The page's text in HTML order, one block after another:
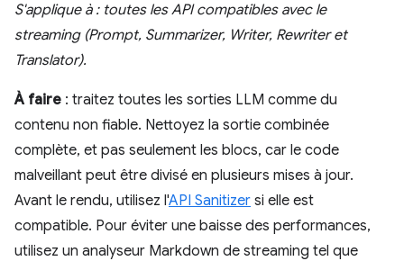
S'applique à : toutes les API compatibles avec le
streaming (Prompt, Summarizer, Writer, Rewriter et
Translator).
À faire : traitez toutes les sorties LLM comme du
contenu non fiable. Nettoyez la sortie combinée
complète, et pas seulement les blocs, car le code
malveillant peut être divisé en plusieurs mises à jour.
Avant le rendu, utilisez l'API Sanitizer si elle est
compatible. Pour éviter une baisse des performances,
utilisez un analyseur Markdown de streaming tel que